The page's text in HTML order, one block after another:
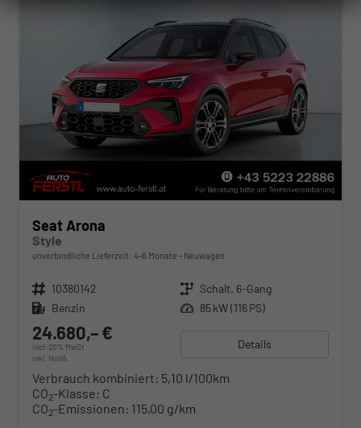
Seat Arona
Style
unverbindliche Lieferzeit: 4-6 Monate Neuwagen
Fahrzeugnr. 10380142 Getriebe Schalt. 6-Gang
Kraftstoff Benzin Leistung 85 kW (116 PS)
24.680,– €
incl. 20% MwSt.
inkl. NoVA
Details
Verbrauch kombiniert: 5,10 l/100km
CO2-Klasse: C
CO2-Emissionen: 115,00 g/km